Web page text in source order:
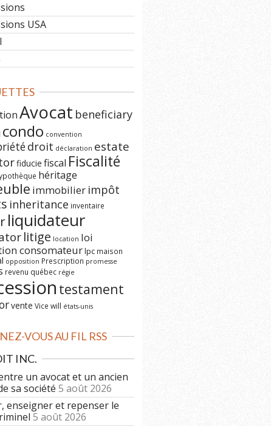
USA
Avocat beneficiary
condo convention
droit déclaration estate
fiducie fiscal Fiscalité
héritage
immobilier impôt
inheritance inventaire
liquidateur
litige location loi
consomateurlpc maison
opposition Prescription promesse
revenu québec régie
testament
vente Vice will états-unis
VOUS AU FIL RSS
INC.
un avocat et un ancien
sa société 5 août 2026
enseigner et repenser le
5 août 2026